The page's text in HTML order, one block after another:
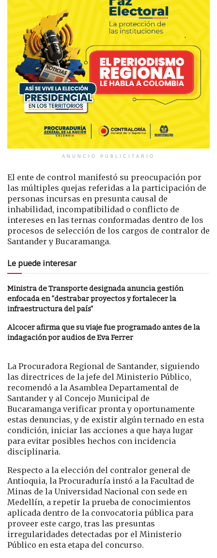
ANUNCIO PUBLICITARIO
El ente de control manifestó su preocupación por
las múltiples quejas referidas a la participación de
personas incursas en presunta causal de
inhabilidad, incompatibilidad o conflicto de
intereses en las ternas conformadas dentro de los
procesos de selección de los cargos de contralor de
Santander y Bucaramanga.
Le puede interesar
Ministra de Transporte designada anuncia gestión
enfocada en “destrabar proyectos y fortalecer la
infraestructura del país”
Alcocer afirma que su viaje fue programado antes de la
indagación por audios de Eva Ferrer
La Procuradora Regional de Santander, siguiendo
las directrices de la jefe del Ministerio Público,
recomendó a la Asamblea Departamental de
Santander y al Concejo Municipal de
Bucaramanga verificar pronta y oportunamente
estas denuncias, y de existir algún ternado en esta
condición, iniciar las acciones a que haya lugar
para evitar posibles hechos con incidencia
disciplinaria.
Respecto a la elección del contralor general de
Antioquia, la Procuraduría instó a la Facultad de
Minas de la Universidad Nacional con sede en
Medellín, a repetir la prueba de conocimientos
aplicada dentro de la convocatoria pública para
proveer este cargo, tras las presuntas
irregularidades detectadas por el Ministerio
Público en esta etapa del concurso.